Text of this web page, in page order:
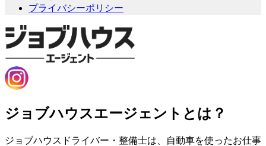
プライバシーポリシー
ジョブハウスエージェントとは？
ジョブハウスドライバー・整備士は、自動車を使ったお仕事